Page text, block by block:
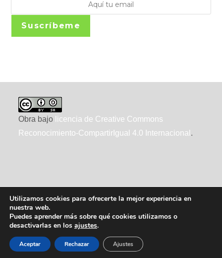
Suscríbeme
Obra bajo licencia de Creative Commons
Reconocimiento-CompartirIgual 4.0 Internacional .
2010-2026 ecointeligencia, realizado por
WordPress
Utilizamos cookies para ofrecerte la mejor experiencia en
nuestra web.
Puedes aprender más sobre qué cookies utilizamos o
desactivarlas en los ajustes.
Aceptar Rechazar Ajustes